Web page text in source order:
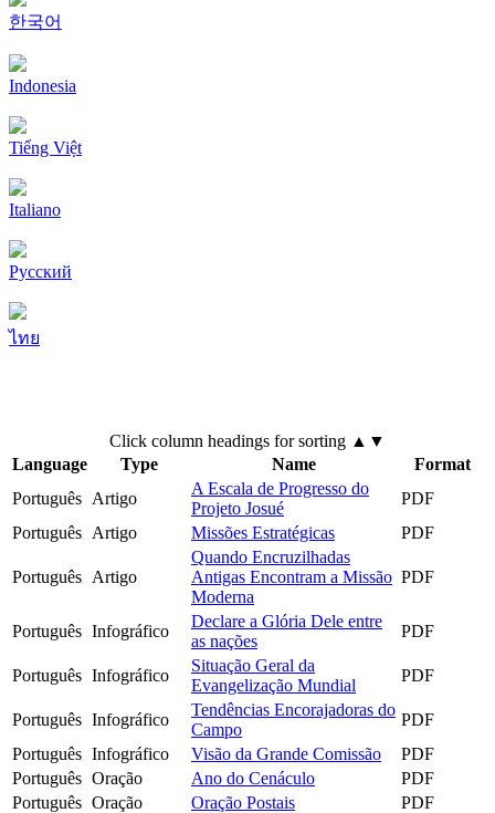
한국어
Indonesia
Tiếng Việt
Italiano
Pусский
ไทย
Click column headings for sorting ▲▼
Language
Type Name
Format
Português Artigo
A Escala de Progresso do
Projeto Josué
PDF
Português Artigo Missões Estratégicas PDF
Português Artigo
Quando Encruzilhadas
Antigas Encontram a Missão
Moderna
PDF
Português Infográfico
Declare a Glória Dele entre
as nações
PDF
Português Infográfico
Situação Geral da
Evangelização Mundial
PDF
Português Infográfico
Tendências Encorajadoras do
Campo
PDF
Português Infográfico Visão da Grande Comissão
PDF
Português Oração Ano do Cenáculo
PDF
Português Oração Oração Postais
PDF